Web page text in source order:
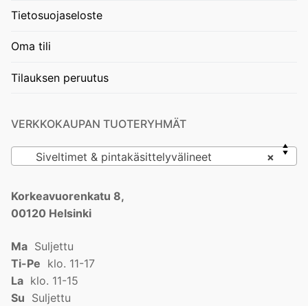
Tietosuojaseloste
Oma tili
Tilauksen peruutus
VERKKOKAUPAN TUOTERYHMÄT
×
Siveltimet & pintakäsittelyvälineet
Korkeavuorenkatu 8,
00120 Helsinki
Ma Suljettu
Ti-Pe klo. 11-17
La klo. 11-15
Su Suljettu